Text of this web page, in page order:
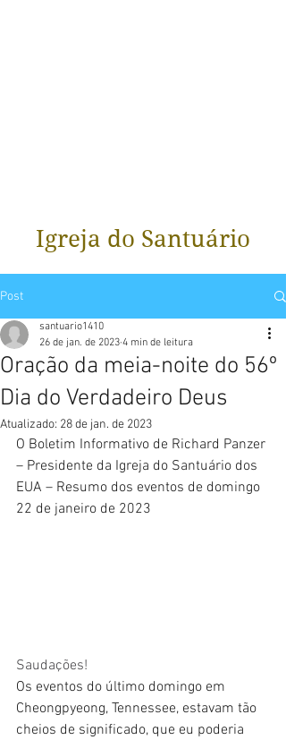
Igreja do Santuário
Post
Oração da meia-noite do 56º
Dia do Verdadeiro Deus
santuario1410
26 de jan. de 2023 4 min de leitura
Atualizado: 28 de jan. de 2023
O Boletim Informativo de Richard Panzer
– Presidente da Igreja do Santuário dos
EUA – Resumo dos eventos de domingo
22 de janeiro de 2023
Saudações!
Os eventos do último domingo em
Cheongpyeong, Tennessee, estavam tão
cheios de significado, que eu poderia